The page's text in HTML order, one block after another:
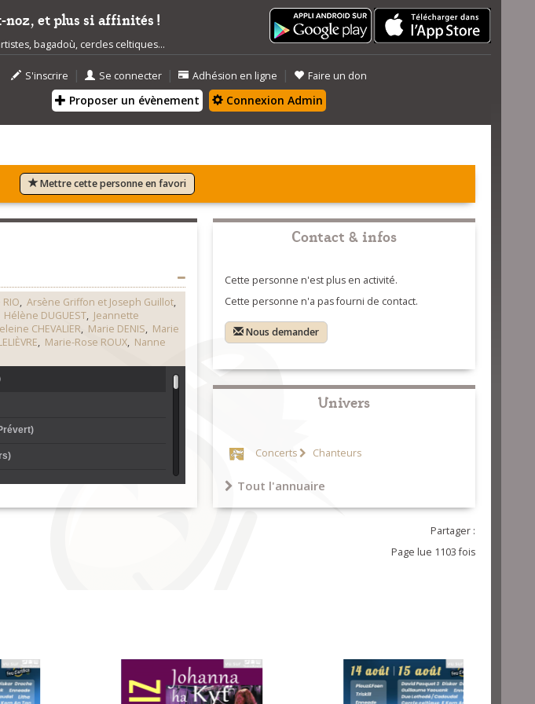
noz, et plus si affinités !
bagadoù, cercles celtiques...
S'inscrire | Se connecter | Adhésion en ligne | Faire un don
Proposer un évènement Connexion Admin
Mettre cette personne en favori
, Arsène Griffon et Joseph Guillot,
Hélène DUGUEST, Jeannette
CHEVALIER, Marie DENIS, Marie
, Marie-Rose ROUX, Nanne
Contact & infos
Cette personne n'est plus en activité.
Cette personne n'a pas fourni de contact.
Nous demander
Univers
Concerts Chanteurs
Tout l'annuaire
Partager :
Page lue 1103 fois